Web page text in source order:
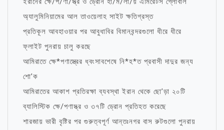
অ্যালুমিনিয়ামের আল তাওয়েলাহ সাইট ক্ষতিগ্রস্ত
প্রতিকূল আবহাওয়ার পর আবুধাবির বিমানবন্দরগুলো ধীরে ধীরে
ফ্লাইট পুনরায় চালু করছে
আমিরাতে ক্ষে*পণাস্ত্রের ধ্বংসাবশেষে নি*হ*ত প্রবাসী দাদুর জন্য
শো’ক
আমিরাতের আকাশ প্রতিরক্ষা ব্যবস্থা ইরান থেকে ছো’ড়া ২০টি
ব্যালিস্টিক ক্ষে/পণাস্ত্র ও ৩৭টি ড্রোন প্রতিহত করেছে
শারজায় ভারী বৃষ্টির পর গুরুত্বপূর্ণ আন্তঃনগর বাস রুটগুলো পুনরায়